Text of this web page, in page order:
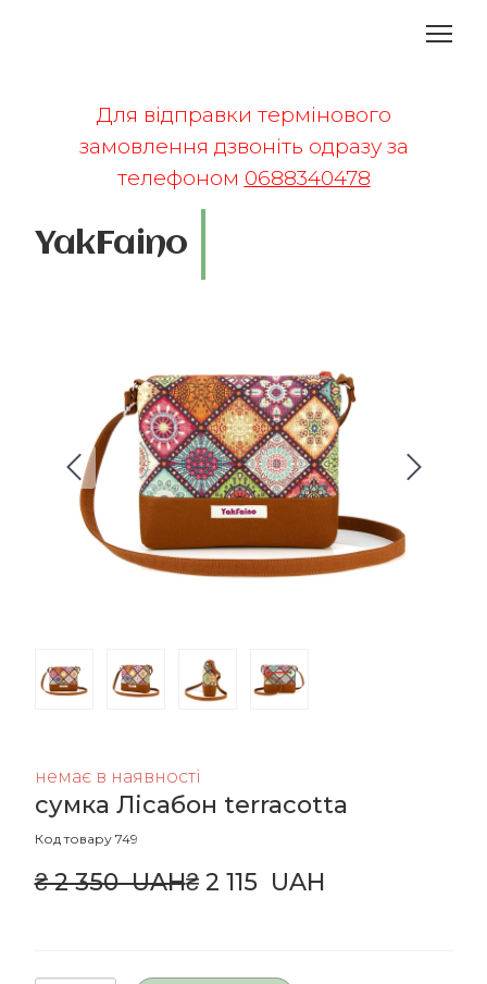
Для відправки термінового
замовлення дзвоніть одразу за
телефоном 0688340478
YakFaino
немає в наявності
сумка Лісабон terracotta
Код товару 749
₴ 2 350  UAH₴ 2 115  UAH